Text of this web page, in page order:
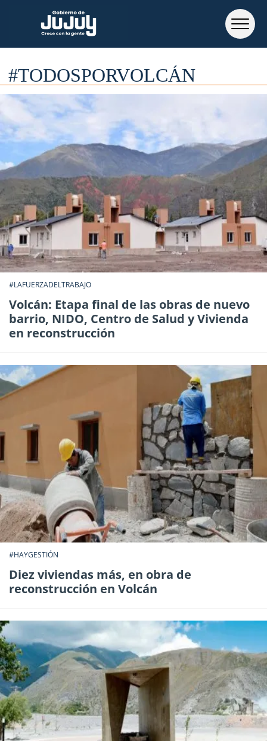
#TODOSPORVOLCÁN
#LAFUERZADELTRABAJO
Volcán: Etapa final de las obras de nuevo
barrio, NIDO, Centro de Salud y Vivienda
en reconstrucción
#HAYGESTIÓN
Diez viviendas más, en obra de
reconstrucción en Volcán